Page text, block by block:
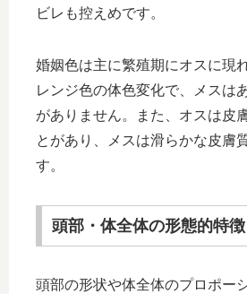
ビレも控えめです。
婚姻色は主に繁殖期にオスに現
レンジ色の体色変化で、メスは
がありません。また、オスは皮
とがあり、メスは滑らかな皮膚
す。
頭部・体全体の形態的特徴
頭部の形状や体全体のプロポー